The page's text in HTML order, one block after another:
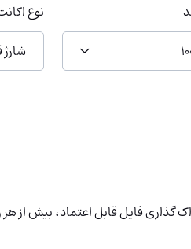
نوع
گذاری فایل قابل اعتماد، بیش از